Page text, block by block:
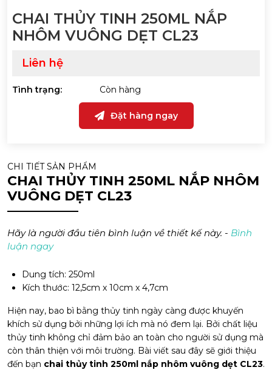
CHAI THỦY TINH 250ML NẮP
NHÔM VUÔNG DẸT CL23
Liên hệ
Tình trạng: Còn hàng
Đặt hàng ngay
CHI TIẾT SẢN PHẨM
CHAI THỦY TINH 250ML NẮP NHÔM
VUÔNG DẸT CL23
Hãy là người đầu tiên bình luận về thiết kế này. - Bình
luận ngay
Dung tích: 250ml
Kích thước: 12,5cm x 10cm x 4,7cm
Hiện nay, bao bì bằng thủy tinh ngày càng được khuyến
khích sử dụng bởi những lợi ích mà nó đem lại. Bởi chất liệu
thủy tinh không chỉ đảm bảo an toàn cho người sử dụng mà
còn thân thiện với môi trường. Bài viết sau đây sẽ giới thiệu
đến bạn chai thủy tinh 250ml nắp nhôm vuông dẹt CL23.